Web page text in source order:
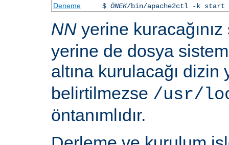
Deneme
$ ÖNEK/bin/apache2ctl -k start
NN yerine
yerine de dosya
altına kurulacağı dizin
belirtilmezse /usr/
öntanımlıdır.